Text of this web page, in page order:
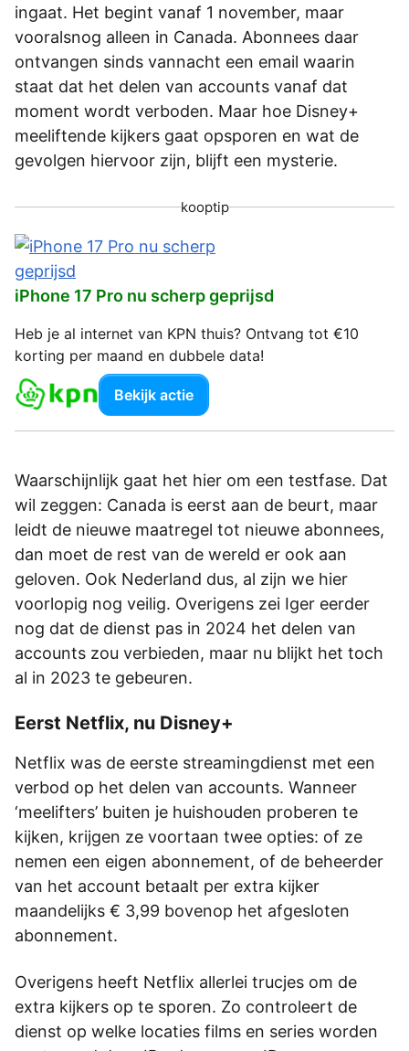
ingaat. Het begint vanaf 1 november, maar
vooralsnog alleen in Canada. Abonnees daar
ontvangen sinds vannacht een email waarin
staat dat het delen van accounts vanaf dat
moment wordt verboden. Maar hoe Disney+
meeliftende kijkers gaat opsporen en wat de
gevolgen hiervoor zijn, blijft een mysterie.
kooptip
iPhone 17 Pro nu scherp geprijsd
Heb je al internet van KPN thuis? Ontvang tot €10
korting per maand en dubbele data!
Bekijk actie
Waarschijnlijk gaat het hier om een testfase. Dat
wil zeggen: Canada is eerst aan de beurt, maar
leidt de nieuwe maatregel tot nieuwe abonnees,
dan moet de rest van de wereld er ook aan
geloven. Ook Nederland dus, al zijn we hier
voorlopig nog veilig. Overigens zei Iger eerder
nog dat de dienst pas in 2024 het delen van
accounts zou verbieden, maar nu blijkt het toch
al in 2023 te gebeuren.
Eerst Netflix, nu Disney+
Netflix was de eerste streamingdienst met een
verbod op het delen van accounts. Wanneer
‘meelifters’ buiten je huishouden proberen te
kijken, krijgen ze voortaan twee opties: of ze
nemen een eigen abonnement, of de beheerder
van het account betaalt per extra kijker
maandelijks € 3,99 bovenop het afgesloten
abonnement.
Overigens heeft Netflix allerlei trucjes om de
extra kijkers op te sporen. Zo controleert de
dienst op welke locaties films en series worden